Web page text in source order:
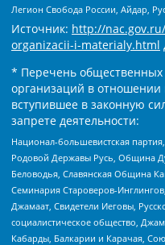
Легион Свобода России, Айдар,
Источник: http://
organizacii-i-materialy.html
* Перечень
организаций в отношении
вступившее в законную
запрете деятельности:
Национал-большевистская
Родовой Державы Русь, Община
Беловодья, Славянская Община
Семинария Староверов-
Джамаат, Свидетели Иеговы,
социалистическое общество,
Кабарды, Балкарии и Карачая,